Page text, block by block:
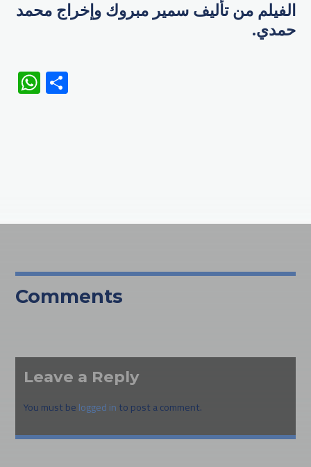
الفيلم من تأليف سمير مبروك وإخراج محمد
حمدي.
WhatsApp
Comments
Leave a Reply
You must belogged into post a comment.